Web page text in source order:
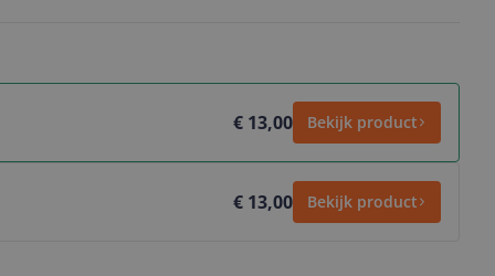
€ 13,00 Bekijk product
€ 13,00 Bekijk product